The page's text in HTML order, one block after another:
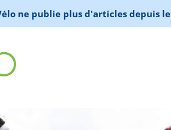
ne publie plus d'articles depuis